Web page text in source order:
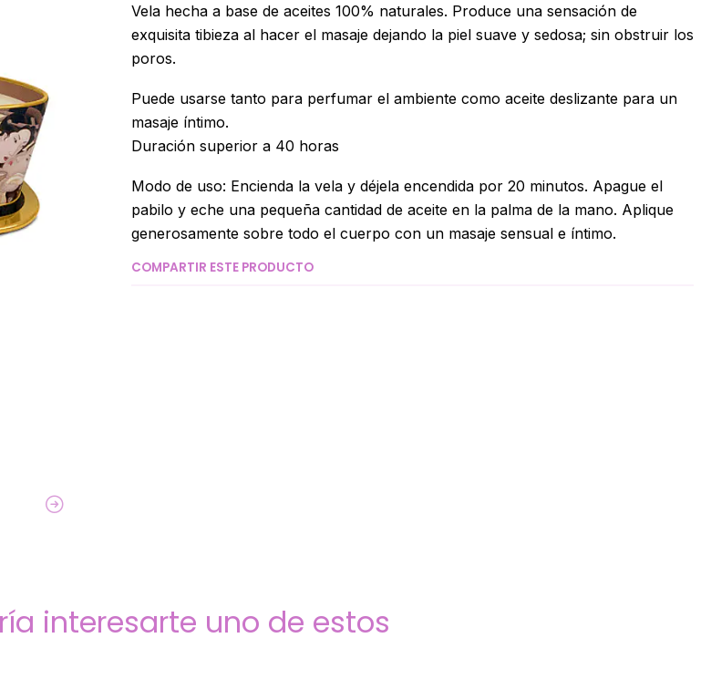
Vela hecha a base de aceites 100% naturales. Produce una sensación de
exquisita tibieza al hacer el masaje dejando la piel suave y sedosa; sin obstruir los
poros.
Puede usarse tanto para perfumar el ambiente como aceite deslizante para un
masaje íntimo.
Duración superior a 40 horas
Modo de uso: Encienda la vela y déjela encendida por 20 minutos. Apague el
pabilo y eche una pequeña cantidad de aceite en la palma de la mano. Aplique
generosamente sobre todo el cuerpo con un masaje sensual e íntimo.
COMPARTIR ESTE PRODUCTO
interesarte uno de estos